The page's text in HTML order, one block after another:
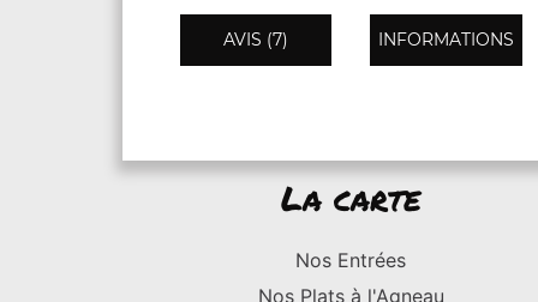
AVIS (7) INFORMATIONS
La carte
Nos Entrées
Nos Plats à l'Agneau